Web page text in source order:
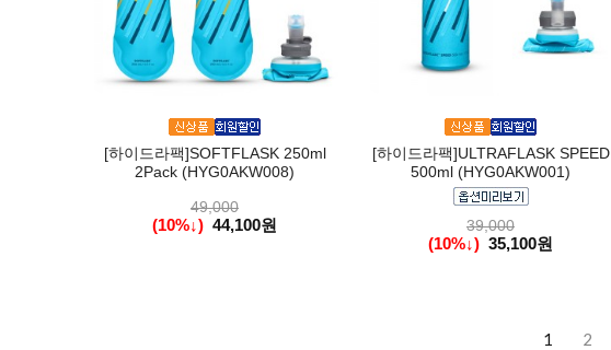
[하이드라팩]SOFTFLASK 250ml
2Pack (HYG0AKW008)
49,000
(10%↓) 44,100원
[하이드라팩]ULTRAFLASK SPEED
500ml (HYG0AKW001)
39,000
(10%↓) 35,100원
1 2